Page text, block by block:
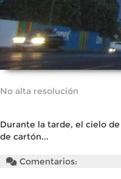
No alta resolución
Durante la tarde, el cielo
de cartón...
Comentarios: